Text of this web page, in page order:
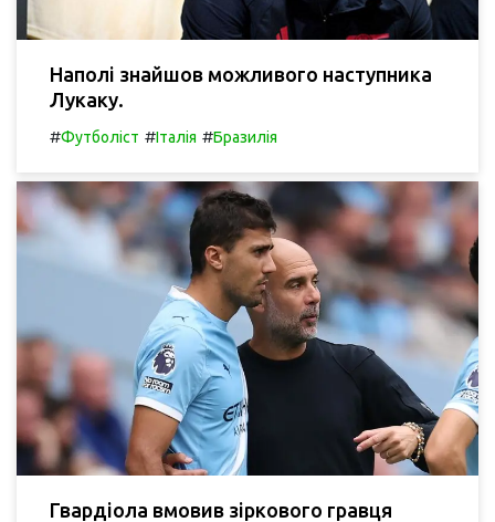
Наполі знайшов можливого наступника
Лукаку.
#Футболіст #Італія #Бразилія
Гвардіола вмовив зіркового гравця